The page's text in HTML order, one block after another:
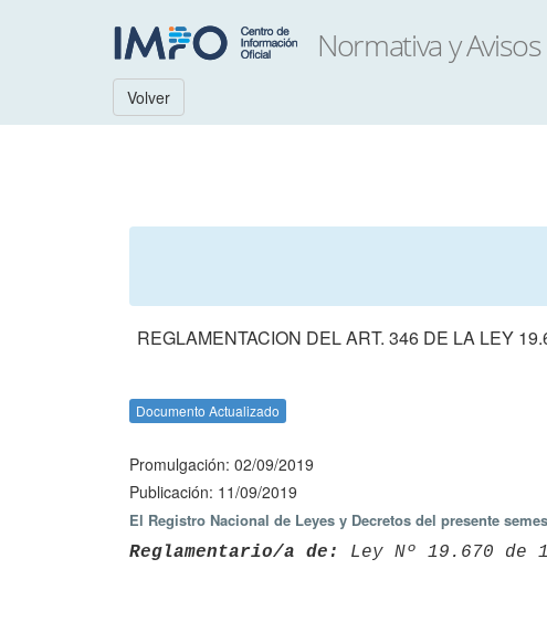
Volver
REGLAMENTACION DEL ART. 346 DE LA LEY
Documento Actualizado
Promulgación: 02/09/2019
Publicación: 11/09/2019
El Registro Nacional de Leyes y Decretos del presente
Reglamentario/a de: Ley Nº 19.670 de